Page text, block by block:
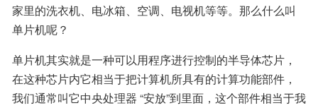
家里的洗衣机、电冰箱、空调、电视机等等。那么什么叫
单片机呢？
单片机其实就是一种可以用程序进行控制的半导体芯片，
在这种芯片内它相当于把计算机所具有的计算功能部件，
我们通常叫它中央处理器 “安放”到里面，这个部件相当于我